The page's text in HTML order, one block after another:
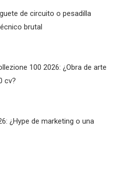
de circuito o pesadilla
brutal
100 2026: ¿Obra de arte
cv?
¿Hype de marketing o una